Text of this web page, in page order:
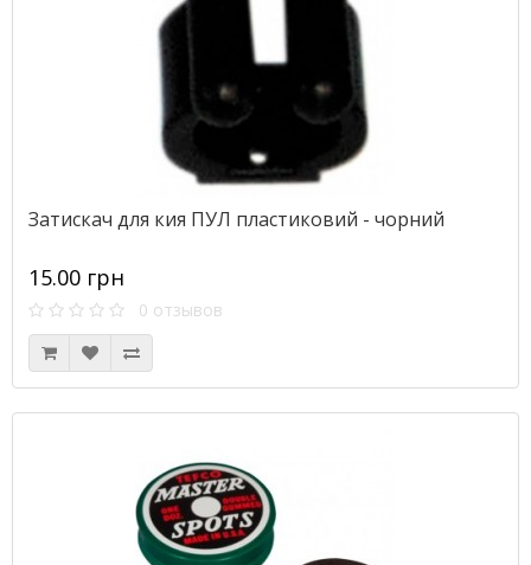
Затискач для кия ПУЛ пластиковий - чорний
15.00 грн
0 отзывов